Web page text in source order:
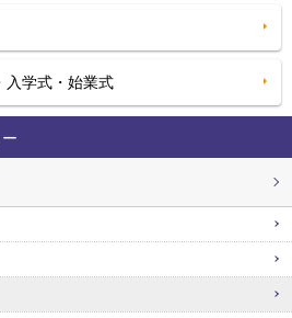
入学式・始業式